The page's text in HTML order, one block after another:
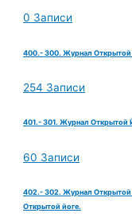
0 Записи
400.- 300. Журнал Открытой
254 Записи
401.- 301. Журнал Открытой
60 Записи
402.- 302. Журнал Открытой
Открытой йоге.